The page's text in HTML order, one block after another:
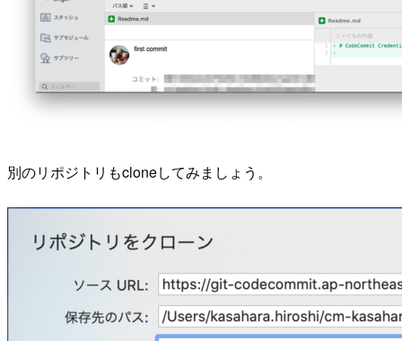
別のリポジトリもcloneしてみましょう。